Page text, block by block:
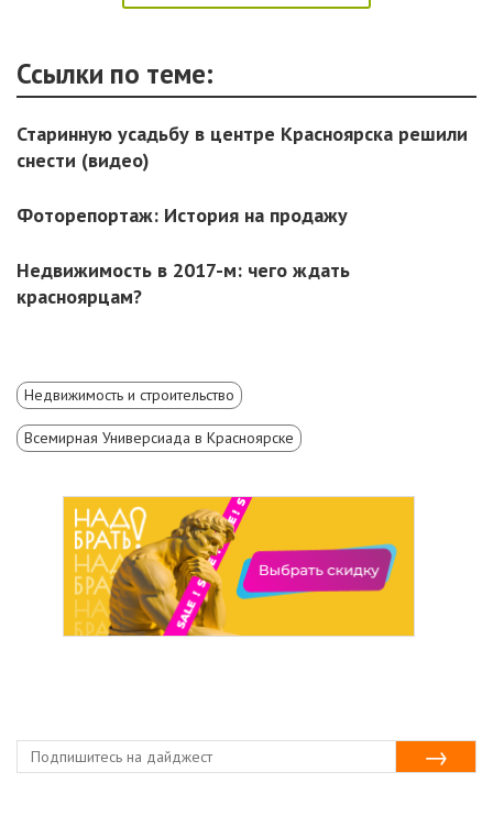
Ссылки по теме:
Старинную усадьбу в центре Красноярска решили
снести (видео)
Фоторепортаж: История на продажу
Недвижимость в 2017-м: чего ждать
красноярцам?
Недвижимость и строительство
Всемирная Универсиада в Красноярске